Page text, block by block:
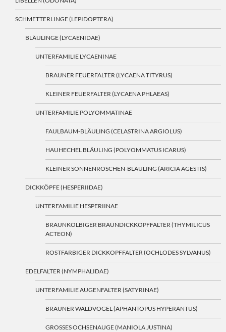
SCHMETTERLINGE (LEPIDOPTERA)
BLÄULINGE (LYCAENIDAE)
UNTERFAMILIE LYCAENINAE
BRAUNER FEUERFALTER (LYCAENA TITYRUS)
KLEINER FEUERFALTER (LYCAENA PHLAEAS)
UNTERFAMILIE POLYOMMATINAE
FAULBAUM-BLÄULING (CELASTRINA ARGIOLUS)
HAUHECHEL BLÄULING (POLYOMMATUS ICARUS)
KLEINER SONNENRÖSCHEN-BLÄULING (ARICIA AGESTIS)
DICKKÖPFE (HESPERIIDAE)
UNTERFAMILIE HESPERIINAE
BRAUNKOLBIGER BRAUNDICKKOPFFALTER (THYMILICUS
ACTEON)
ROSTFARBIGER DICKKOPFFALTER (OCHLODES SYLVANUS)
EDELFALTER (NYMPHALIDAE)
UNTERFAMILIE AUGENFALTER (SATYRINAE)
BRAUNER WALDVOGEL (APHANTOPUS HYPERANTUS)
GROSSES OCHSENAUGE (MANIOLA JUSTINA)